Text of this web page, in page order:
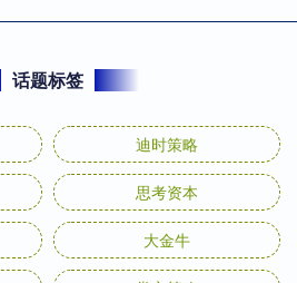
话题标签
迪时策略
思考资本
大金牛